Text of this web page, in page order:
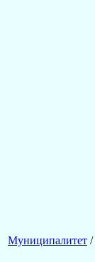
Муниципалитет /